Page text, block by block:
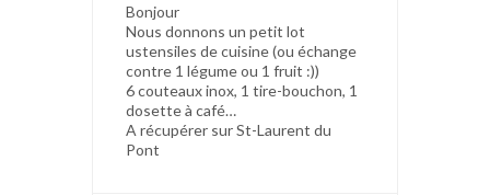
Bonjour
Nous donnons un petit lot
ustensiles de cuisine (ou échange
contre 1 légume ou 1 fruit :))
6 couteaux inox, 1 tire-bouchon, 1
dosette à café…
A récupérer sur St-Laurent du
Pont